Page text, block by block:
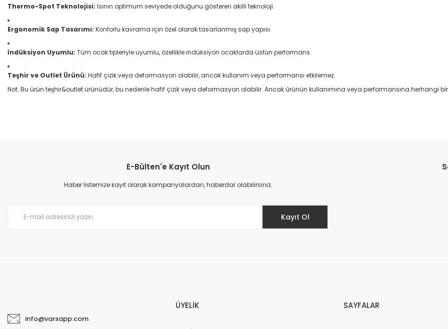
Thermo-Spot Teknolojisi: Isının optimum seviyede olduğunu gösteren akıllı teknoloji.
Ergonomik Sap Tasarımı: Konforlu kavrama için özel olarak tasarlanmış sap yapısı.
İndüksiyon Uyumlu: Tüm ocak tipleriyle uyumlu, özellikle indüksiyon ocaklarda üstün performans.
Teşhir ve Outlet Ürünü: Hafif çizik veya deformasyon olabilir, ancak kullanım veya performansı etkilemez.
Not: Bu ürün teşhir&outlet ürünüdür, bu nedenle hafif çizik veya deformasyon olabilir. Ancak ürünün kullanımına veya performansına herhangi bir
E-Bülten'e Kayıt Olun
Haber listemize kayıt olarak kampanyalardan, haberdar olabilirsiniz.
Kayıt Ol
info@varsapp.com
ÜYELİK SAYFALAR